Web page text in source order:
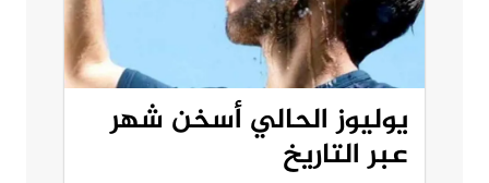
يوليوز الحالي أسخن شهر
عبر التاريخ